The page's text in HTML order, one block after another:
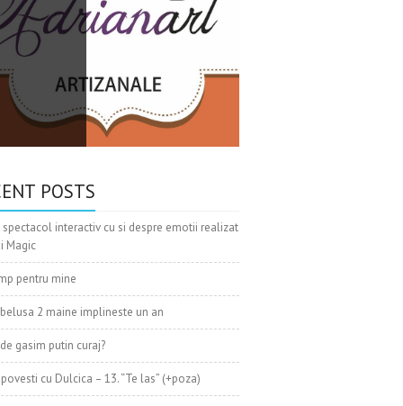
POSTS
spectacol interactiv cu si despre emotii realizat
Magic
pentru mine
2 maine implineste un an
gasim putin curaj?
cu Dulcica – 13. “Te las” (+poza)